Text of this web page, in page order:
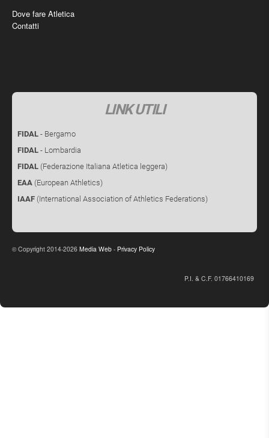
Dove fare Atletica
Contatti
LINK UTILI
FIDAL - Bergamo
FIDAL - Lombardia
FIDAL (Federazione Italiana Atletica leggera)
EAA (European Athletics)
IAAF (International Association of Athletics Federations)
©Copyright 2014-2026 Media Web - Privacy Policy
P.I. & C.F. 01766410169